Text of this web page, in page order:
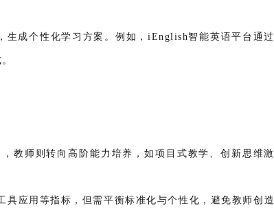
成个性化学习方案。例如，iEnglish智能英语平台通过
教师则转向高阶能力培养，如项目式教学、创新思维激
具应用等指标，但需平衡标准化与个性化，避免教师创造